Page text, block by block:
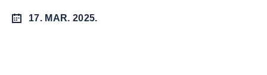
17. MAR. 2025.